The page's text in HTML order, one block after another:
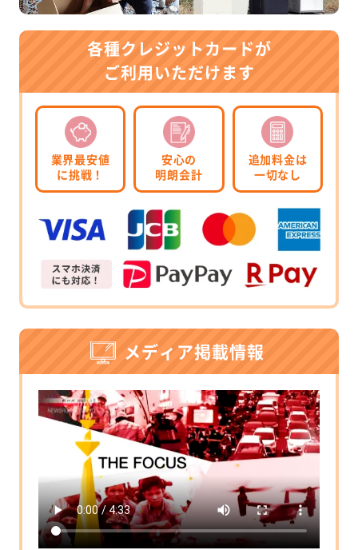
各種クレジットカードが
ご利用いただけます
業界最安値
に挑戦！
安心の
明朗会計
追加料金は
一切なし
メディア掲載情報